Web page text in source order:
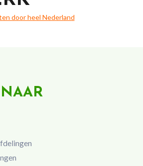
door heel Nederland